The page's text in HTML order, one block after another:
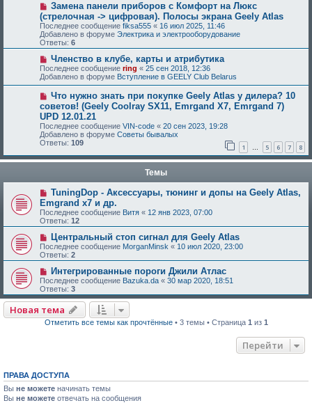
Замена панели приборов с Комфорт на Люкс
(стрелочная -> цифровая). Полосы экрана Geely Atlas
Последнее сообщение fiksa555 « 16 июл 2025, 11:46
Добавлено в форуме Электрика и электрооборудование
Ответы: 6
Членство в клубе, карты и атрибутика
Последнее сообщение ring « 25 сен 2018, 12:36
Добавлено в форуме Вступление в GEELY Club Belarus
Что нужно знать при покупке Geely Atlas у дилера? 10
советов! (Geely Coolray SX11, Emrgand X7, Emrgand 7)
UPD 12.01.21
Последнее сообщение VIN-code « 20 сен 2023, 19:28
Добавлено в форуме Советы бывалых
Ответы: 109 1 … 5 6 7 8
Темы
TuningDop - Аксессуары, тюнинг и допы на Geely Atlas,
Emgrand x7 и др.
Последнее сообщение Витя « 12 янв 2023, 07:00
Ответы: 12
Центральный cтоп сигнал для Geely Atlas
Последнее сообщение MorganMinsk « 10 июл 2020, 23:00
Ответы: 2
Интегрированные пороги Джили Атлаc
Последнее сообщение Bazuka.da « 30 мар 2020, 18:51
Ответы: 3
Новая тема
Отметить все темы как прочтённые• 3 темы • Страница 1 из 1
Перейти
ПРАВА ДОСТУПА
Вы не можете начинать темы
Вы не можете отвечать на сообщения